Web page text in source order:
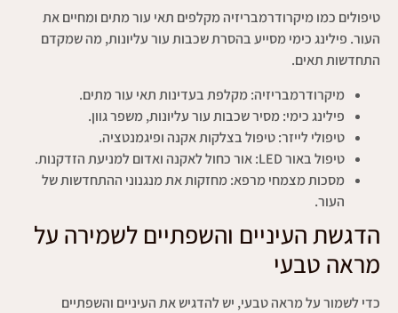
טיפולים כמו מיקרודרמבריזיה מקלפים תאי עור מתים ומחיים את
העור. פילינג כימי מסייע בהסרת שכבות עור עליונות, מה שמקדם
התחדשות תאים.
מיקרודרמבריזיה: מקלפת בעדינות תאי עור מתים.
פילינג כימי: מסיר שכבות עור עליונות, משפר גוון.
טיפולי לייזר: טיפול בצלקות אקנה ופיגמנטציה.
טיפול באור LED: אור כחול לאקנה ואדום למניעת הזדקנות.
מסכות מצמחי מרפא: מחזקות את מנגנוני ההתחדשות של
העור.
הדגשת העיניים והשפתיים לשמירה על
מראה טבעי
כדי לשמור על מראה טבעי, יש להדגיש את העיניים והשפתיים